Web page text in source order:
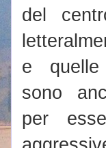
del
e quelle
sono
per